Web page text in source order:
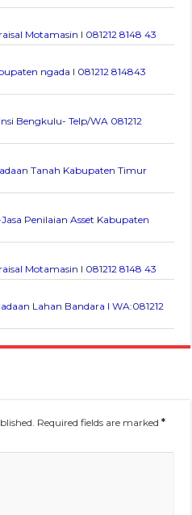
Motamasin I 081212 8148 43
ngada I 081212 814843
Bengkulu- Telp/WA 081212
Tanah Kabupaten Timur
Penilaian Asset Kabupaten
Motamasin I 081212 8148 43
Lahan Bandara I WA:081212
Required fields are marked*